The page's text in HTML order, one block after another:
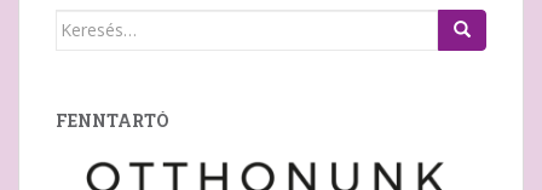
Keresés:
FENNTARTÓ